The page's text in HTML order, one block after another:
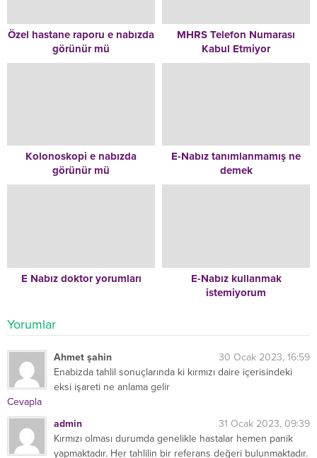
Özel hastane raporu e nabızda
görünür mü
MHRS Telefon Numarası
Kabul Etmiyor
Kolonoskopi e nabızda
görünür mü
E-Nabız tanımlanmamış ne
demek
E Nabız doktor yorumları
E-Nabız kullanmak
istemiyorum
Yorumlar
Ahmet şahin
30 Ocak 2023, 16:59
Enabizda tahlil sonuçlarında ki kırmızı daire içerisindeki
eksi işareti ne anlama gelir
Cevapla
admin
31 Ocak 2023, 09:39
Kırmızı olması durumda genelikle hastalar hemen panik
yapmaktadır. Her tahlilin bir referans değeri bulunmaktadır.